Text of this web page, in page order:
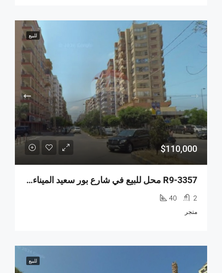
للبيع
$110,000
R9-3357 محل للبيع في شارع بور سعيد الميناء طرابلس
2
40
متجر
للبيع